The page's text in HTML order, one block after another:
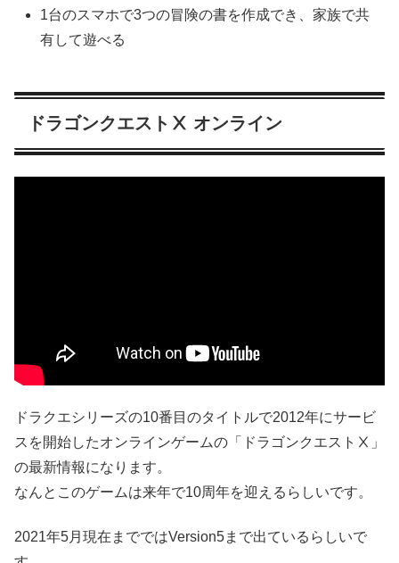
1台のスマホで3つの冒険の書を作成でき、家族で共
有して遊べる
ドラゴンクエストⅩ オンライン
ドラクエシリーズの10番目のタイトルで2012年にサービ
スを開始したオンラインゲームの「ドラゴンクエストⅩ」
の最新情報になります。
なんとこのゲームは来年で10周年を迎えるらしいです。
2021年5月現在までではVersion5まで出ているらしいで